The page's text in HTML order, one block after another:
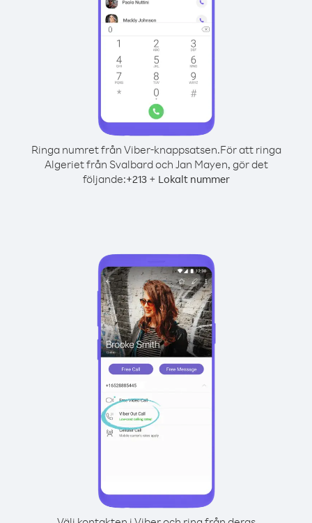
Ringa numret från Viber-knappsatsen.För att ringa
Algeriet från Svalbard och Jan Mayen, gör det
följande:+213+ Lokalt nummer